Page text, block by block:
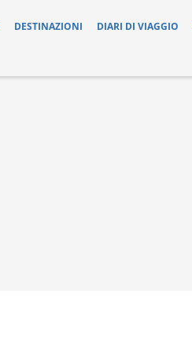
DESTINAZIONI DIARI DI VIAGGIO